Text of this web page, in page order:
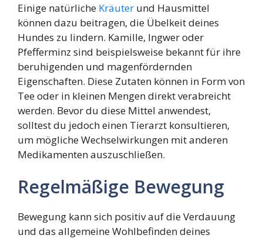
Einige natürliche Kräuter und Hausmittel
können dazu beitragen, die Übelkeit deines
Hundes zu lindern. Kamille, Ingwer oder
Pfefferminz sind beispielsweise bekannt für ihre
beruhigenden und magenfördernden
Eigenschaften. Diese Zutaten können in Form von
Tee oder in kleinen Mengen direkt verabreicht
werden. Bevor du diese Mittel anwendest,
solltest du jedoch einen Tierarzt konsultieren,
um mögliche Wechselwirkungen mit anderen
Medikamenten auszuschließen.
Regelmäßige Bewegung
Bewegung kann sich positiv auf die Verdauung
und das allgemeine Wohlbefinden deines